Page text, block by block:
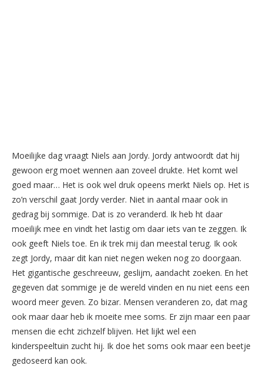
Moeilijke dag vraagt Niels aan Jordy. Jordy antwoordt dat hij
gewoon erg moet wennen aan zoveel drukte. Het komt wel
goed maar… Het is ook wel druk opeens merkt Niels op. Het is
zo’n verschil gaat Jordy verder. Niet in aantal maar ook in
gedrag bij sommige. Dat is zo veranderd. Ik heb ht daar
moeilijk mee en vindt het lastig om daar iets van te zeggen. Ik
ook geeft Niels toe. En ik trek mij dan meestal terug. Ik ook
zegt Jordy, maar dit kan niet negen weken nog zo doorgaan.
Het gigantische geschreeuw, geslijm, aandacht zoeken. En het
gegeven dat sommige je de wereld vinden en nu niet eens een
woord meer geven. Zo bizar. Mensen veranderen zo, dat mag
ook maar daar heb ik moeite mee soms. Er zijn maar een paar
mensen die echt zichzelf blijven. Het lijkt wel een
kinderspeeltuin zucht hij. Ik doe het soms ook maar een beetje
gedoseerd kan ook.